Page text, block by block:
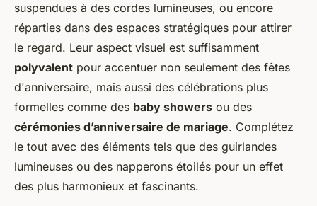
suspendues à des cordes lumineuses, ou encore
réparties dans des espaces stratégiques pour attirer
le regard. Leur aspect visuel est suffisamment
polyvalent pour accentuer non seulement des fêtes
d'anniversaire, mais aussi des célébrations plus
formelles comme des baby showers ou des
cérémonies d’anniversaire de mariage. Complétez
le tout avec des éléments tels que des guirlandes
lumineuses ou des napperons étoilés pour un effet
des plus harmonieux et fascinants.